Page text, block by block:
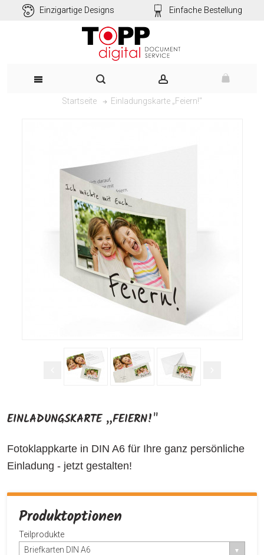
Einzigartige Designs Einfache Bestellung
Startseite Einladungskarte „Feiern!"
EINLADUNGSKARTE „FEIERN!"
Fotoklappkarte in DIN A6 für Ihre ganz persönliche
Einladung - jetzt gestalten!
Produktoptionen
Teilprodukte
Briefkarten DIN A6